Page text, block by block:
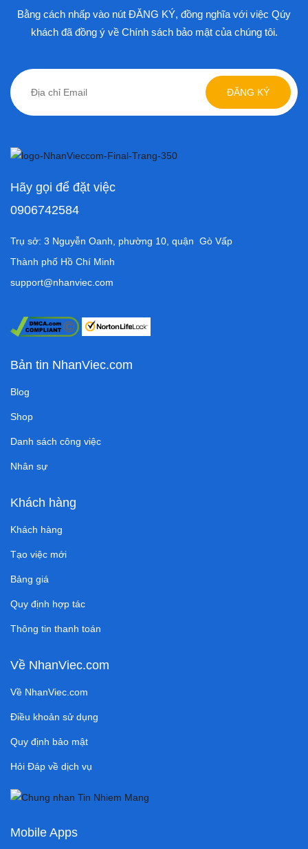
Bằng cách nhấp vào nút ĐĂNG KÝ, đồng nghĩa với việc Qúy
khách đã đồng ý về Chính sách bảo mật của chúng tôi.
ĐĂNG KÝ
Hãy gọi để đặt việc
0906742584
Trụ sở: 3 Nguyễn Oanh, phường 10, quận Gò Vấp
Thành phố Hồ Chí Minh
support@nhanviec.com
Bản tin NhanViec.com
Blog
Shop
Danh sách công việc
Nhân sự
Khách hàng
Khách hàng
Tạo việc mới
Bảng giá
Quy định hợp tác
Thông tin thanh toán
Về NhanViec.com
Về NhanViec.com
Điều khoản sử dụng
Quy định bảo mật
Hỏi Đáp về dịch vụ
Mobile Apps